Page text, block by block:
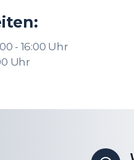
- 16:00 Uhr
Uhr